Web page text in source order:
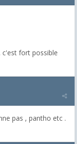
c'est fort possible
pas , pantho etc .